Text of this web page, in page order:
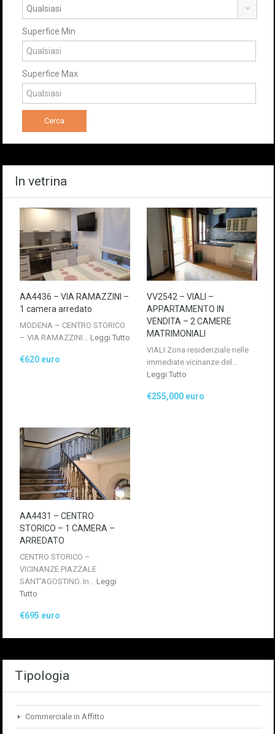
Superfice Min
Superfice Max
In vetrina
AA4436 – VIA RAMAZZINI –
1 camera arredato
MODENA – CENTRO STORICO
– VIA RAMAZZINI… Leggi Tutto
€620 euro
VV2542 – VIALI –
APPARTAMENTO IN
VENDITA – 2 CAMERE
MATRIMONIALI
VIALI Zona residenziale nelle
immediate vicinanze del…
Leggi Tutto
€255,000 euro
AA4431 – CENTRO
STORICO – 1 CAMERA –
ARREDATO
CENTRO STORICO –
VICINANZE PIAZZALE
SANT’AGOSTINO. In… Leggi
Tutto
€695 euro
Tipologia
Commerciale in Affitto